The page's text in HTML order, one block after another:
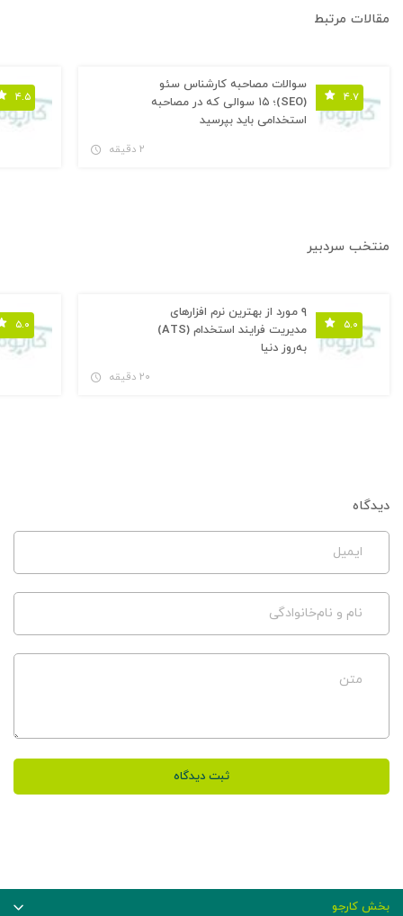
مقالات مرتبط
۴.۷
سوالات مصاحبه کارشناس سئو
(SEO)؛ ۱۵ سوالی که در مصاحبه
استخدامی باید بپرسید
۲ دقیقه
۴.۵
منتخب سردبیر
۵.۰
۹ مورد از بهترین نرم افزارهای
مدیریت فرایند استخدام (ATS)
به‌روز دنیا
۲۰ دقیقه
۵.۰
دیدگاه
ایمیل
نام و نام‌خانوادگی
متن
ثبت دیدگاه
بخش کارجو